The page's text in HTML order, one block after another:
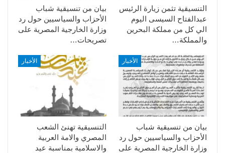
بيان من تنسيقية شباب
الأحزاب والسياسيين حول رد
وزارة الخارجية المصرية على
تصريحات…
التنسيقية تثمن زيارة الرئيس
عبدالفتاح السيسى اليوم
الي كل من مملكة البحرين
والمملكة…
الأخبار
التنسيقية تهنئ الشعب
المصري والامة العربية
والاسلامية بمناسبة عيد
الأخبار
بيان من تنسيقية شباب
الأحزاب والسياسيين حول رد
وزارة الخارجية المصرية على